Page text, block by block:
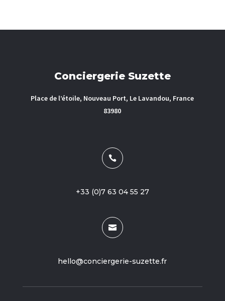
Conciergerie Suzette
Place de l’étoile, Nouveau Port, Le Lavandou, France
83980

+33 (0)7 63 04 55 27

hello@conciergerie-suzette.fr